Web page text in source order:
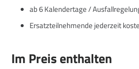
ab 6 Kalendertage /
Ersatzteilnehmende jederzeit
Im Preis enthalten